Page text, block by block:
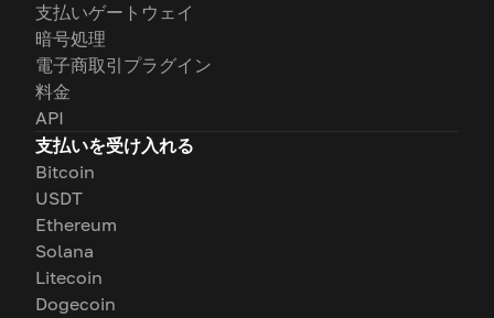
支払いゲートウェイ
暗号処理
電子商取引プラグイン
料金
API
支払いを受け入れる
Bitcoin
USDT
Ethereum
Solana
Litecoin
Dogecoin